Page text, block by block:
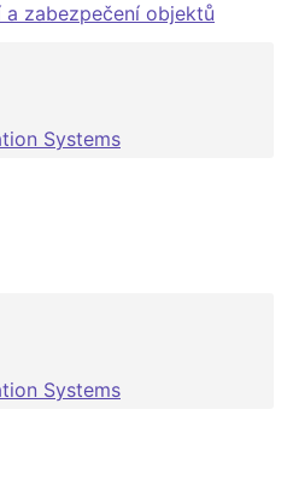
zabezpečení objektů
Systems
Systems